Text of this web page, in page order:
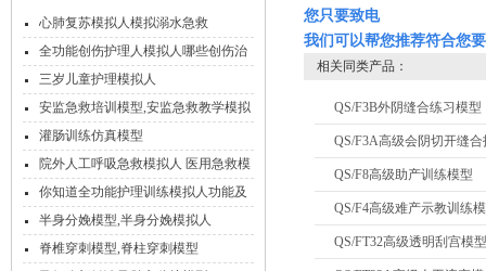
您只要致电
我们可以帮您推荐符合您
相关同类产品：
QS/F3B外阴缝合练习模型
QS/F3A高级会阴切开缝
QS/F8高级助产训练模型
QS/F4高级难产示教训练
QS/FT32高级透明刮宫模型
心肺复苏模拟人模拟溺水急救
全功能创伤护理人模拟人哪些创伤治
疗原则你要知道？
三岁儿童护理模拟人
安监急救培训模型,安监急救教学模拟
人
灌肠训练仿真模型
院外人工呼吸急救模拟人 医用急救模
型
你知道全功能护理训练模拟人功能及
适用范围有哪些吗？
半身分娩模型,半身分娩模拟人
脊椎穿刺模型,脊柱穿刺模型